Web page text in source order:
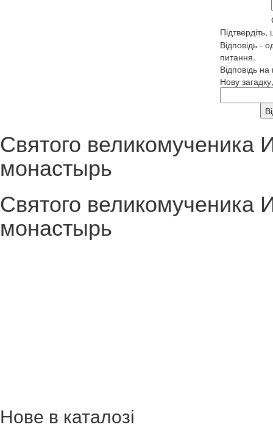
Відповідь -
питання.
Відповідь
Нову
Святого великомученика
монастырь
Святого великомученика
монастырь
Нове в каталозі